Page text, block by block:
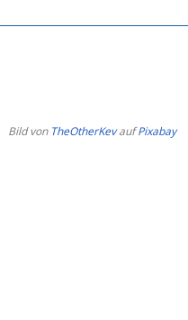
Bild von TheOtherKevaufPixabay